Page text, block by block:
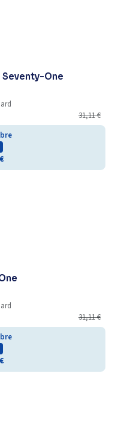
Seventy-One
31,11€
31,11€